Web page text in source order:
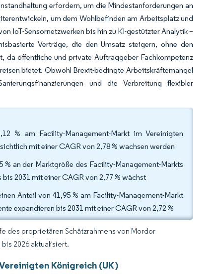
erfordern, um die Mindestanforderungen an
um dem Wohlbefinden am Arbeitsplatz und
IoT-Sensornetzwerken bis hin zu KI-gestützter Analytik –
Verträge, die den Umsatz steigern, ohne den
da öffentliche und private Auftraggeber Fachkompetenz
bietet. Obwohl Brexit-bedingte Arbeitskräftemangel
und die Verbreitung flexibler
% am Facility-Management-Markt im Vereinigten
mit einer CAGR von 2,78 % wachsen werden
an der Marktgröße des Facility-Management-Markts
2031 mit einer CAGR von 2,77 % wächst
Anteil von 41,95 % am Facility-Management-Markt
expandieren bis 2031 mit einer CAGR von 2,72 %
des proprietären Schätzrahmens von Mordor
2026 aktualisiert.
Königreich (UK)